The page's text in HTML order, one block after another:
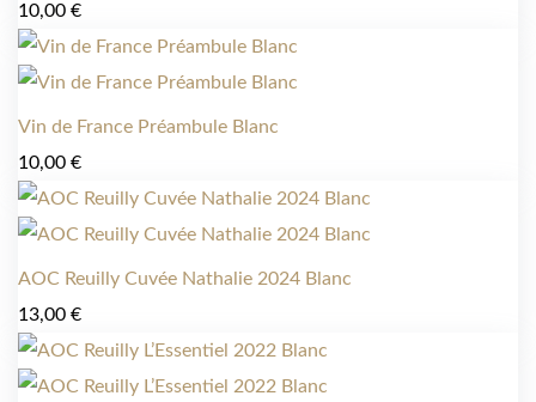
10,00 €
Vin de France Préambule Blanc
10,00 €
AOC Reuilly Cuvée Nathalie 2024 Blanc
13,00 €